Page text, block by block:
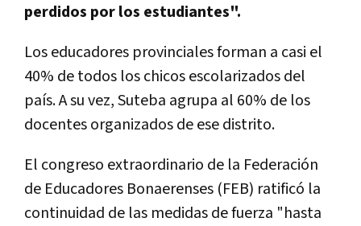
perdidos por los estudiantes".
Los educadores provinciales forman a casi el
40% de todos los chicos escolarizados del
país. A su vez, Suteba agrupa al 60% de los
docentes organizados de ese distrito.
El congreso extraordinario de la Federación
de Educadores Bonaerenses (FEB) ratificó la
continuidad de las medidas de fuerza "hasta